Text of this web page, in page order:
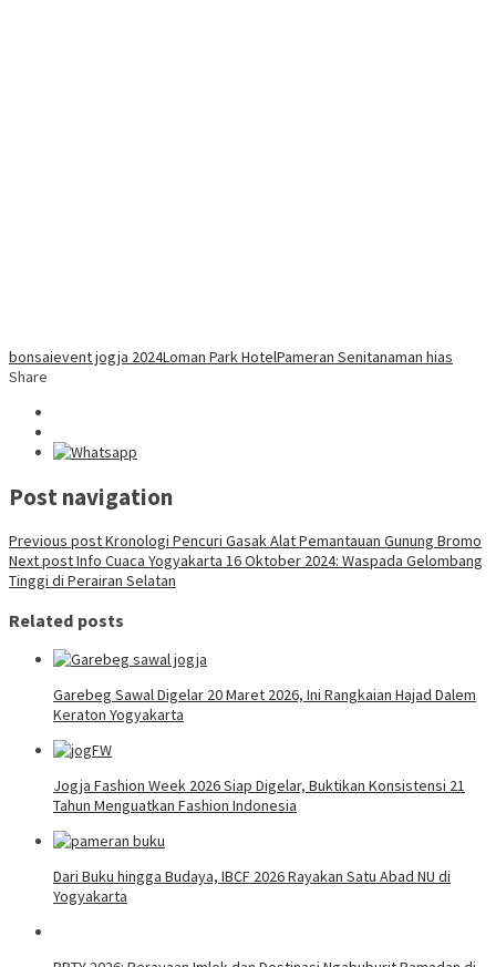
bonsaievent jogja 2024Loman Park HotelPameran Senitanaman hias
Share
Post navigation
Previous postKronologi Pencuri Gasak Alat Pemantauan Gunung Bromo
Next postInfo Cuaca Yogyakarta 16 Oktober 2024: Waspada Gelombang
Tinggi di Perairan Selatan
Related posts
Garebeg Sawal Digelar 20 Maret 2026, Ini Rangkaian Hajad Dalem
Keraton Yogyakarta
Jogja Fashion Week 2026 Siap Digelar, Buktikan Konsistensi 21
Tahun Menguatkan Fashion Indonesia
Dari Buku hingga Budaya, IBCF 2026 Rayakan Satu Abad NU di
Yogyakarta